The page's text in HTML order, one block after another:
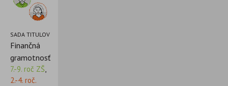
SADA TITULOV
Finančná
gramotnosť
7.-9. roč ZŠ,
2.-4. roč.